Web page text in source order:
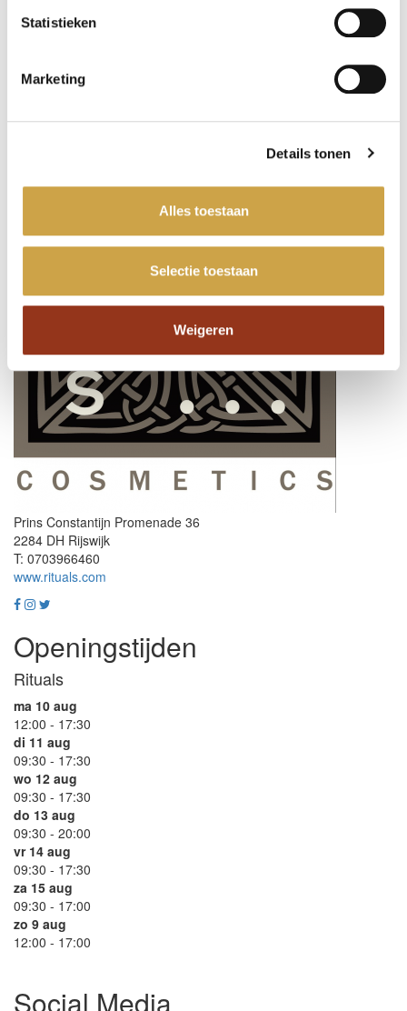
Statistieken
Marketing
Details tonen
Alles toestaan
Selectie toestaan
Weigeren
Prins Constantijn Promenade 36
2284 DH Rijswijk
T: 0703966460
www.rituals.com
Openingstijden
Rituals
ma 10 aug
12:00 - 17:30
di 11 aug
09:30 - 17:30
wo 12 aug
09:30 - 17:30
do 13 aug
09:30 - 20:00
vr 14 aug
09:30 - 17:30
za 15 aug
09:30 - 17:00
zo 9 aug
12:00 - 17:00
Social Media